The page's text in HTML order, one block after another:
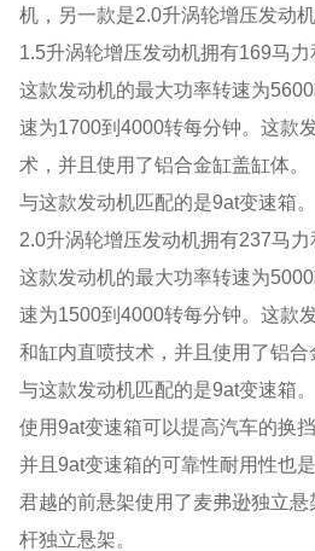
机，另一款是2.0升涡轮增压发动机
1.5升涡轮增压发动机拥有169马力
这款发动机的最大功率转速为
速为1700到4000转每分钟。这款
术，并且使用了铝合金缸盖缸体。
与这款发动机匹配的是9at变速箱。
2.0升涡轮增压发动机拥有237马力
这款发动机的最大功率转速为
速为1500到4000转每分钟。这款
和缸内直喷技术，并且使用了铝合
与这款发动机匹配的是9at变速箱。
使用9at变速箱可以提高汽车的换
并且9at变速箱的可靠性耐用性也是
君越的前悬架使用了麦弗逊独立
杆独立悬架。